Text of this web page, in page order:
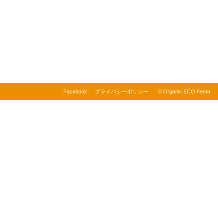
Facebook プライバシーポリシー © Organic ECO Festa